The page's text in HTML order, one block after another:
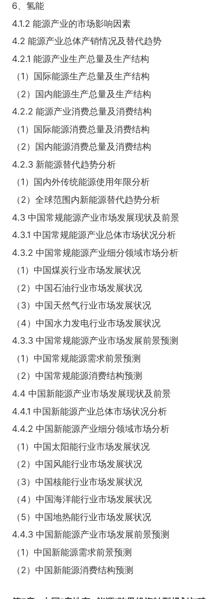
6、氢能
4.1.2 能源产业的市场影响因素
4.2 能源产业总体产销情况及替代趋势
4.2.1 能源产业生产总量及生产结构
（1）国际能源生产总量及生产结构
（2）国内能源生产总量及生产结构
4.2.2 能源产业消费总量及消费结构
（1）国际能源消费总量及消费结构
（2）国内能源消费总量及消费结构
4.2.3 新能源替代趋势分析
（1）国内外传统能源使用年限分析
（2）全球范围内新能源替代趋势分析
4.3 中国常规能源产业市场发展现状及前景
4.3.1 中国常规能源产业总体市场状况分析
4.3.2 中国常规能源产业细分领域市场分析
（1）中国煤炭行业市场发展状况
（2）中国石油行业市场发展状况
（3）中国天然气行业市场发展状况
（4）中国水力发电行业市场发展状况
4.3.3 中国常规能源产业市场发展前景预测
（1）中国常规能源需求前景预测
（2）中国常规能源消费结构预测
4.4 中国新能源产业市场发展现状及前景
4.4.1 中国新能源产业总体市场状况分析
4.4.2 中国新能源产业细分领域市场分析
（1）中国太阳能行业市场发展状况
（2）中国风能行业市场发展状况
（3）中国核能行业市场发展状况
（4）中国海洋能行业市场发展状况
（5）中国地热能行业市场发展状况
4.4.3 中国新能源产业市场发展前景预测
（1）中国新能源需求前景预测
（2）中国新能源消费结构预测